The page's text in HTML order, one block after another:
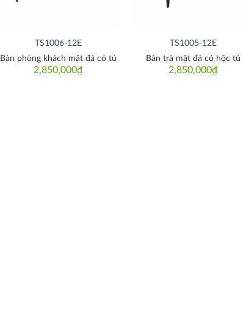
TS1006-12E
2,850,000₫
Bàn phòng khách mặt đá có tủ
TS1005-12E
2,850,000₫
Bàn trà mặt đá có hộc tủ